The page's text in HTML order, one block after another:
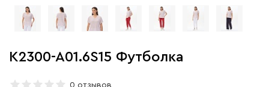
K2300-A01.6S15 Футболка
0 отзывов